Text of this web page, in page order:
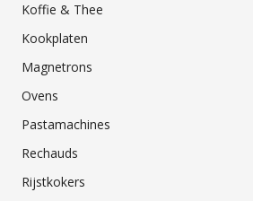
Koffie & Thee
Kookplaten
Magnetrons
Ovens
Pastamachines
Rechauds
Rijstkokers